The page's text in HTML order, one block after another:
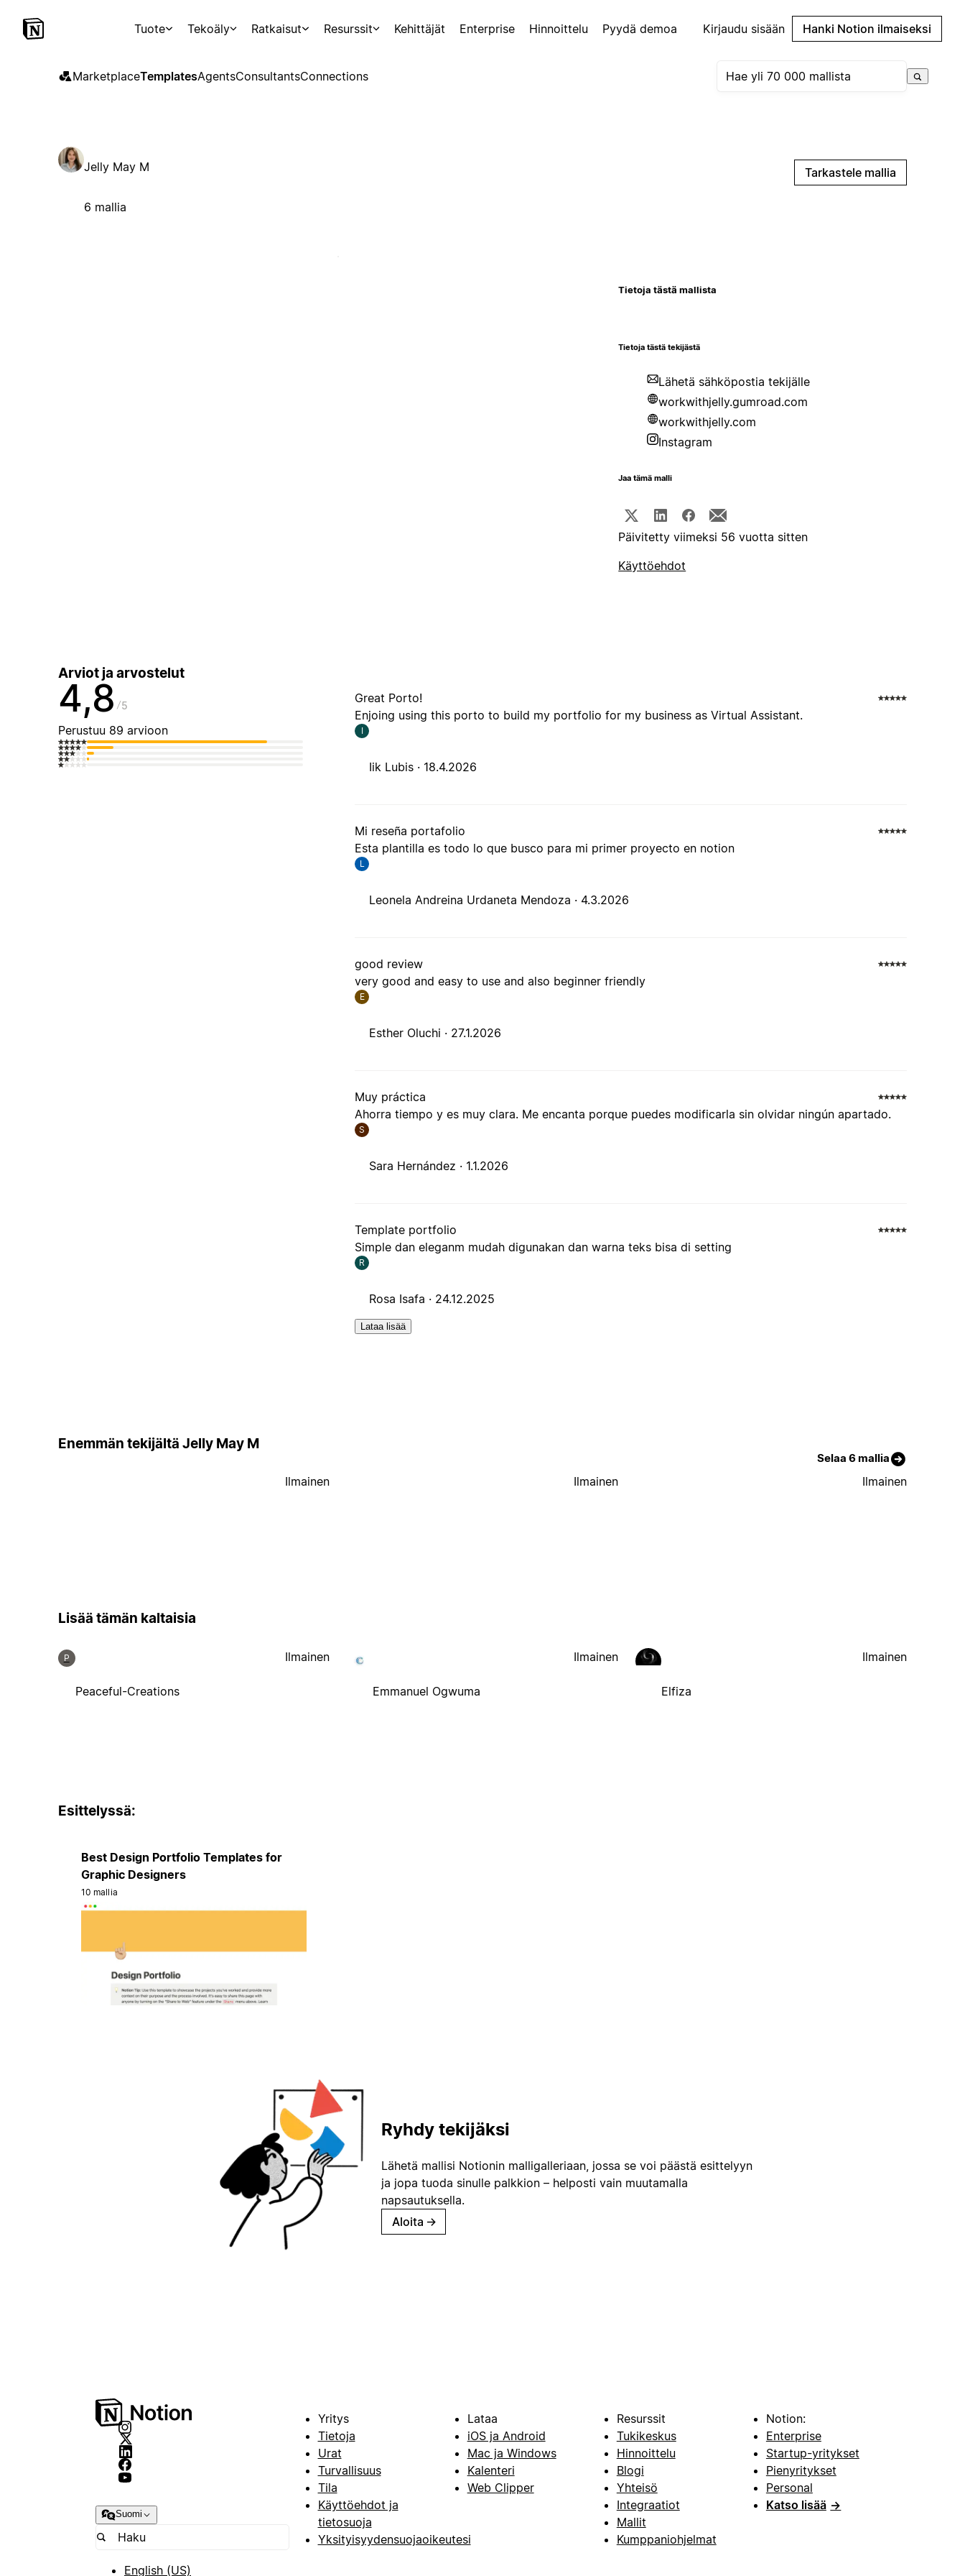
Tuote Tekoäly Ratkaisut Resurssit Kehittäjät Enterprise Hinnoittelu Pyydä demoa Kirjaudu sisään Hanki Notion ilmaiseksi
MarketplaceTemplatesAgentsConsultantsConnections
Jelly May M
6 mallia
Tarkastele mallia
Tietoja tästä mallista
Tietoja tästä tekijästä
Lähetä sähköpostia tekijälle
workwithjelly.gumroad.com
workwithjelly.com
Instagram
Jaa tämä malli
Päivitetty viimeksi 56 vuotta sitten
Käyttöehdot
Arviot ja arvostelut
4,8 5
Perustuu 89 arvioon
Great Porto!
Enjoing using this porto to build my portfolio for my business as Virtual Assistant.
I
Iik Lubis · 18.4.2026
Mi reseña portafolio
Esta plantilla es todo lo que busco para mi primer proyecto en notion
L
Leonela Andreina Urdaneta Mendoza · 4.3.2026
good review
very good and easy to use and also beginner friendly
E
Esther Oluchi · 27.1.2026
Muy práctica
Ahorra tiempo y es muy clara. Me encanta porque puedes modificarla sin olvidar ningún apartado.
S
Sara Hernández · 1.1.2026
Template portfolio
Simple dan eleganm mudah digunakan dan warna teks bisa di setting
R
Rosa Isafa · 24.12.2025
Lataa lisää
Enemmän tekijältä Jelly May M
Selaa 6 mallia
Ilmainen Ilmainen Ilmainen
Lisää tämän kaltaisia
P
Peaceful-Creations
Ilmainen
Emmanuel Ogwuma
Ilmainen
Elfiza
Ilmainen
Esittelyssä:
Best Design Portfolio Templates for
Graphic Designers
10 mallia
Ryhdy tekijäksi
Lähetä mallisi Notionin malligalleriaan, jossa se voi päästä esittelyyn
ja jopa tuoda sinulle palkkion – helposti vain muutamalla
napsautuksella.
Aloita →
Suomi
English (US)
Yritys
Tietoja
Urat
Turvallisuus
Tila
Käyttöehdot ja
tietosuoja
Yksityisyydensuojaoikeutesi
Lataa
iOS ja Android
Mac ja Windows
Kalenteri
Web Clipper
Resurssit
Tukikeskus
Hinnoittelu
Blogi
Yhteisö
Integraatiot
Mallit
Kumppaniohjelmat
Notion:
Enterprise
Startup-yritykset
Pienyritykset
Personal
Katso lisää →